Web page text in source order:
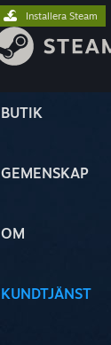
BUTIK
GEMENSKAP
OM
KUNDTJÄNST
Installera Steam